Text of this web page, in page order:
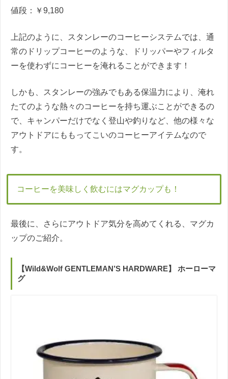
値段：￥9,180
上記のように、スタンレーのコーヒーシステムでは、通
常のドリップコーヒーのような、ドリッパーやフィルタ
ーを使わずにコーヒーを淹れることができます！
しかも、スタンレーの強みでもある保温力により、淹れ
たてのような熱々のコーヒーを持ち運ぶことができるの
で、キャンパーだけでなく登山や釣りなど、他の様々な
アウトドアにももってこいのコーヒーアイテムなので
す。
コーヒーを美味しく飲むにはマグカップも！
最後に、さらにアウトドア気分を高めてくれる、マグカ
ップのご紹介。
【Wild&Wolf GENTLEMAN’S HARDWARE】 ホーローマ
グ